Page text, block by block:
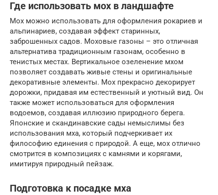
Где использовать мох в ландшафте
Мох можно использовать для оформления рокариев и
альпинариев, создавая эффект старинных,
заброшенных садов. Моховые газоны – это отличная
альтернатива традиционным газонам, особенно в
тенистых местах. Вертикальное озеленение мхом
позволяет создавать живые стены и оригинальные
декоративные элементы. Мох прекрасно декорирует
дорожки, придавая им естественный и уютный вид. Он
также может использоваться для оформления
водоемов, создавая иллюзию природного берега.
Японские и скандинавские сады немыслимы без
использования мха, который подчеркивает их
философию единения с природой. А еще, мох отлично
смотрится в композициях с камнями и корягами,
имитируя природный пейзаж.
Подготовка к посадке мха